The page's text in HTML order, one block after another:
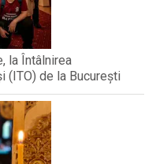
la Întâlnirea
(ITO) de la București